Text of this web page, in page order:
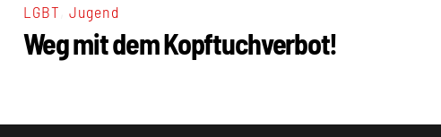
LGBT Jugend
Weg mit dem Kopftuchverbot!